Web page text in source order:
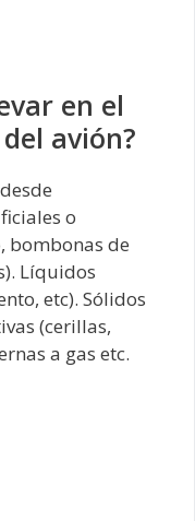
en el
avión?
o
bombonas de
Líquidos
etc). Sólidos
(cerillas,
a gas etc.